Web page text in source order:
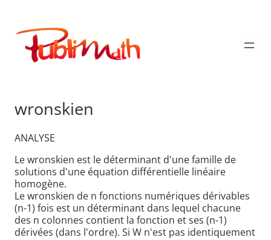
contenu
Publimath
wronskien
ANALYSE
Le wronskien est le déterminant d'une famille de
solutions d'une équation différentielle linéaire
homogène.
Le wronskien de n fonctions numériques dérivables
(n-1) fois est un déterminant dans lequel chacune
des n colonnes contient la fonction et ses (n-1)
dérivées (dans l'ordre). Si W n'est pas identiquement